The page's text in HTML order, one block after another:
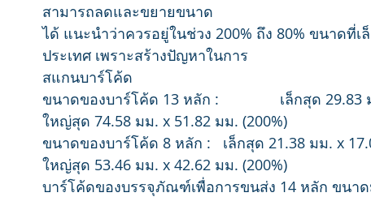
สามารถลดและขยายขนาด
ได้ แนะนำว่าควรอยู่ในช่วง 200% ถึง 80% ขนาดที่
ประเทศ เพราะสร้างปัญหาในการ
สแกนบาร์โค้ด
ขนาดของบาร์โค้ด 13 หลัก :               เล็กสุด
ใหญ่สุด 74.58 มม. x 51.82 มม. (200%)
ขนาดของบาร์โค้ด 8 หลัก :   เล็กสุด 21.38 มม. x
ใหญ่สุด 53.46 มม. x 42.62 มม. (200%)
บาร์โค้ดของบรรจุภัณฑ์เพื่อการขนส่ง 14 หลัก ขนา